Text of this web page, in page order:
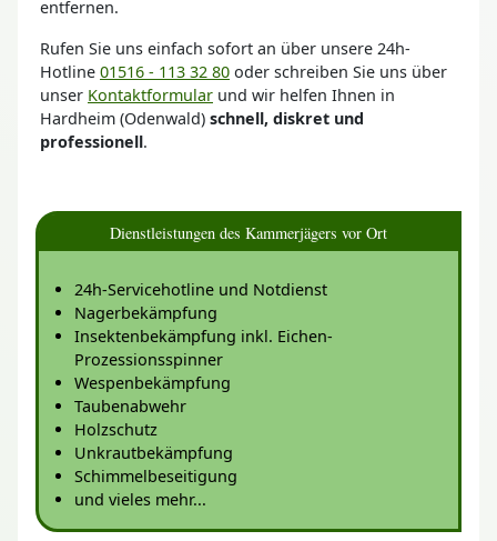
entfernen.
Rufen Sie uns einfach sofort an über unsere 24h-
Hotline 01516 - 113 32 80 oder schreiben Sie uns über
unser Kontaktformular und wir helfen Ihnen in
Hardheim (Odenwald) schnell, diskret und
professionell.
Dienstleistungen des Kammerjägers vor Ort
24h-Servicehotline und Notdienst
Nagerbekämpfung
Insektenbekämpfung inkl. Eichen-
Prozessionsspinner
Wespenbekämpfung
Taubenabwehr
Holzschutz
Unkrautbekämpfung
Schimmelbeseitigung
und vieles mehr...